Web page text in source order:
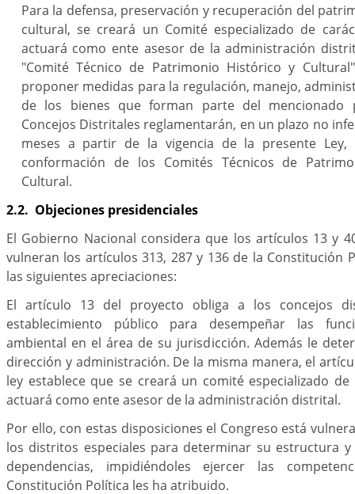
Para la defensa, preservación y recuperación del
cultural, se creará un Comité especializado de
actuará como ente asesor de la administración
"Comité Técnico de Patrimonio Histórico y
proponer medidas para la regulación, manejo,
de los bienes que forman parte del mencionado
Concejos Distritales reglamentarán, en un plazo no
meses a partir de la vigencia de la presente Ley,
conformación de los Comités Técnicos de
Cultural.
2.2. Objeciones presidenciales
El Gobierno Nacional considera que los artículos 13 y
vulneran los artículos 313, 287 y 136 de la Constitución
las siguientes apreciaciones:
El artículo 13 del proyecto obliga a los concejos
establecimiento público para desempeñar las
ambiental en el área de su jurisdicción. Además le
dirección y administración. De la misma manera, el
ley establece que se creará un comité especializado
actuará como ente asesor de la administración distrital.
Por ello, con estas disposiciones el Congreso está
los distritos especiales para determinar su estructura
dependencias, impidiéndoles ejercer las
Constitución Política les ha atribuido.